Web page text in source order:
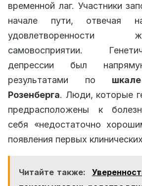
временной лаг. Участники
начале пути, отвечая
самовосприятии.
депрессии был
результатами по
Розенберга. Люди, которые
предрасположены к
себя «недостаточно
появления первых
Читайте также: